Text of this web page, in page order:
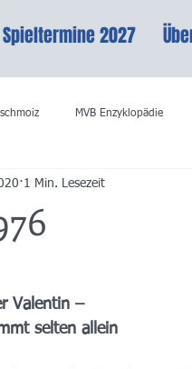
Spieltermine 2027
MVB Enzyklopädie
1 Min. Lesezeit
Valentin –
selten allein